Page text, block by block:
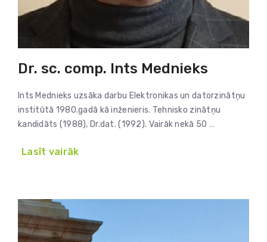
Dr. sc. comp. Ints Mednieks
Ints Mednieks uzsāka darbu Elektronikas un datorzinātņu
institūtā 1980.gadā kā inženieris. Tehnisko zinātņu
kandidāts (1988), Dr.dat. (1992). Vairāk nekā 50 …
Lasīt vairāk